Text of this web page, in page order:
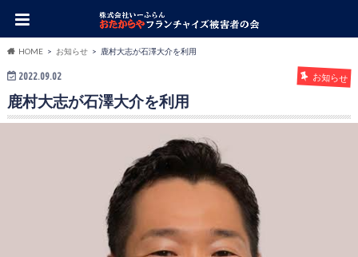
HOME お知らせ 鹿村大志が石澤大介を利用
2022.09.02 お知らせ
鹿村大志が石澤大介を利用